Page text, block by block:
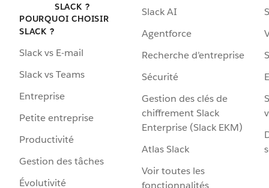
SLACK ?
POURQUOI CHOISIR
SLACK ?
Slack vs E-mail
Slack vs Teams
Entreprise
Petite entreprise
Productivité
Gestion des tâches
Évolutivité
Slack AI
Agentforce
Recherche d’entreprise
Sécurité
Gestion des clés de
chiffrement Slack
Enterprise (Slack EKM)
Atlas Slack
Voir toutes les
fonctionnalités